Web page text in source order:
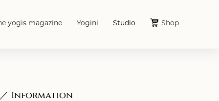
yogis magazine Yogini Studio Shop
Information